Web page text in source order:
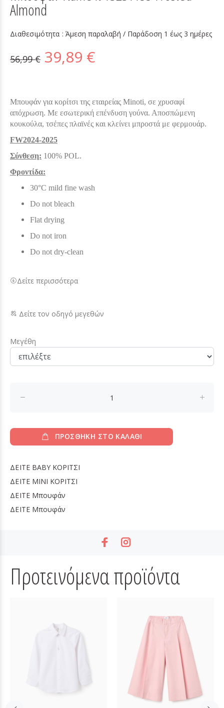
Almond
Διαθεσιμότητα :Άμεση παραλαβή / Παράδoση 1 έως 3 ημέρες
56,99 € 39,89 €
Μπουφάν για κορίτσι της εταιρείας Minoti, σε χρυσαφί
απόχρωση. Με εσωτερική επένδυση γούνα. Αποσπώμενη
κουκούλα, τσέπες πλαϊνές και κλείνει μπροστά με φερμουάρ.
FW2024-2025
Σύνθεση: 100% POL.
Φροντίδα:
30°C mild fine wash
Do not bleach
Flat drying
Do not iron
Do not dry-clean
Δείτε περισσότερα
Δείτε τον οδηγό μεγεθών
Μεγέθη
ΠΡΟΣΘΗΚΗ ΣΤΟ ΚΑΛΑΘΙ
ΔΕΙΤΕ BABY ΚΟΡΙΤΣΙ
ΔΕΙΤΕ MINI ΚΟΡΙΤΣΙ
ΔΕΙΤΕ Μπουφάν
ΔΕΙΤΕ Μπουφάν
Προτεινόμενα προϊόντα